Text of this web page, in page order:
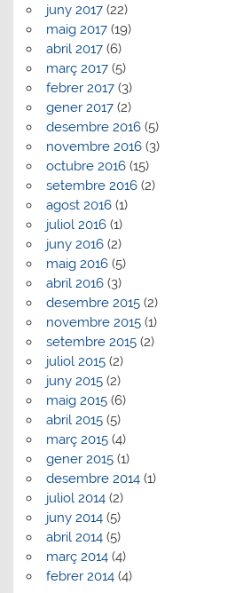
juny 2017(22)
maig 2017(19)
abril 2017(6)
març 2017(5)
febrer 2017(3)
gener 2017(2)
desembre 2016(5)
novembre 2016(3)
octubre 2016(15)
setembre 2016(2)
agost 2016(1)
juliol 2016(1)
juny 2016(2)
maig 2016(5)
abril 2016(3)
desembre 2015(2)
novembre 2015(1)
setembre 2015(2)
juliol 2015(2)
juny 2015(2)
maig 2015(6)
abril 2015(5)
març 2015(4)
gener 2015(1)
desembre 2014(1)
juliol 2014(2)
juny 2014(5)
abril 2014(5)
març 2014(4)
febrer 2014(4)